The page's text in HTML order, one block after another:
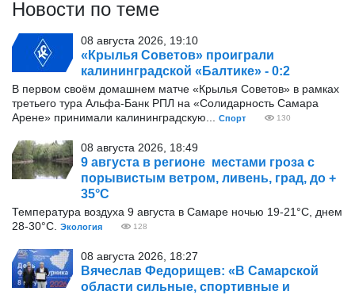
Новости по теме
08 августа 2026, 19:10
«Крылья Советов» проиграли
калининградской «Балтике» - 0:2
В первом своём домашнем матче «Крылья Советов» в рамках
третьего тура Альфа-Банк РПЛ на «Солидарность Самара
Арене» принимали калининградскую...
Спорт 130
08 августа 2026, 18:49
9 августа в регионе местами гроза с
порывистым ветром, ливень, град, до +
35°С
Температура воздуха 9 августа в Самаре ночью 19-21°С, днем
28-30°С.
Экология 128
08 августа 2026, 18:27
Вячеслав Федорищев: «В Самарской
области сильные, спортивные и